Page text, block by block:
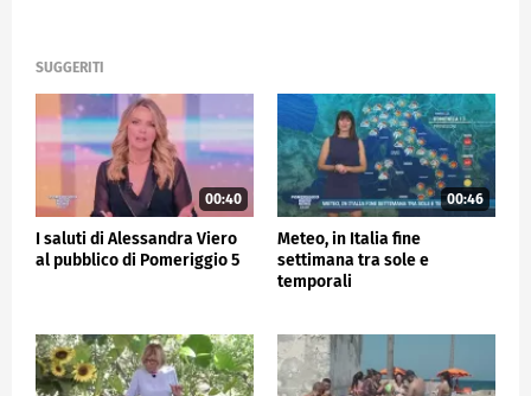
SUGGERITI
00:40
I saluti di Alessandra Viero
al pubblico di Pomeriggio 5
00:46
Meteo, in Italia fine
settimana tra sole e
temporali